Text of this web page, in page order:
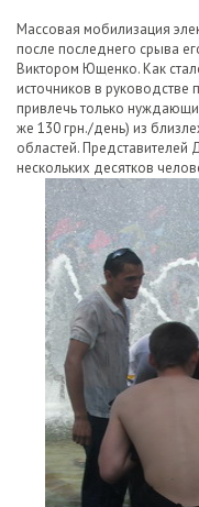
Массовая мобилизация
после последнего срыва
Виктором Ющенко. Как
источников в руководстве
привлечь только
же 130 грн./день) из
областей. Представителей
нескольких десятков